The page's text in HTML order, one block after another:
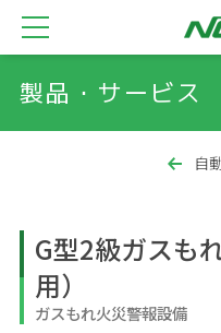
製品・サービス
自
G型2級ガスも
用）
ガスもれ火災警報設備